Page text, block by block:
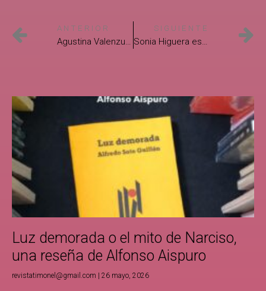
ANTERIOR
Agustina Valenzuela Torres reseña libro de Raquel Cota
SIGUIENTE
Sonia Higuera escribe sobre Morado Blues de Lucía Leyva
Luz demorada o el mito de Narciso,
una reseña de Alfonso Aispuro
revistatimonel@gmail.com 26 mayo, 2026